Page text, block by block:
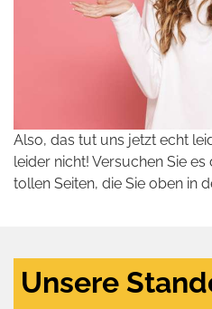
Also, das tut uns jetzt echt
leider nicht! Versuchen Sie
tollen Seiten, die Sie oben in
Unsere